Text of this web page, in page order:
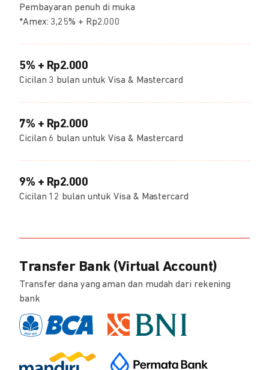
Pembayaran penuh di muka
*Amex: 3,25% + Rp2.000
5% + Rp2.000
Cicilan 3 bulan untuk Visa & Mastercard
7% + Rp2.000
Cicilan 6 bulan untuk Visa & Mastercard
9% + Rp2.000
Cicilan 12 bulan untuk Visa & Mastercard
Transfer Bank (Virtual Account)
Transfer dana yang aman dan mudah dari rekening
bank